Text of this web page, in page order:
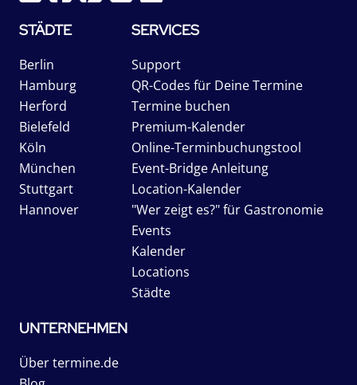
STÄDTE
Berlin
Hamburg
Herford
Bielefeld
Köln
München
Stuttgart
Hannover
SERVICES
Support
QR-Codes für Deine Termine
Termine buchen
Premium-Kalender
Online-Terminbuchungstool
Event-Bridge Anleitung
Location-Kalender
"Wer zeigt es?" für Gastronomie
Events
Kalender
Locations
Städte
UNTERNEHMEN
Über termine.de